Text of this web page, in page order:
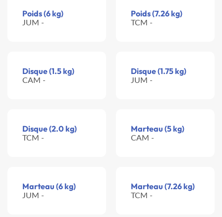
Poids (6 kg)
JUM -
Poids (7.26 kg)
TCM -
Disque (1.5 kg)
CAM -
Disque (1.75 kg)
JUM -
Disque (2.0 kg)
TCM -
Marteau (5 kg)
CAM -
Marteau (6 kg)
JUM -
Marteau (7.26 kg)
TCM -